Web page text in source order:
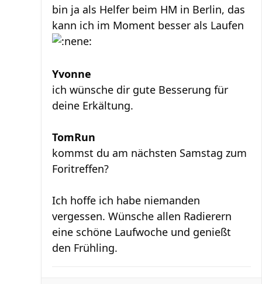
bin ja als Helfer beim HM in Berlin, das
kann ich im Moment besser als Laufen
Yvonne
ich wünsche dir gute Besserung für
deine Erkältung.
TomRun
kommst du am nächsten Samstag zum
Foritreffen?
Ich hoffe ich habe niemanden
vergessen. Wünsche allen Radierern
eine schöne Laufwoche und genießt
den Frühling.